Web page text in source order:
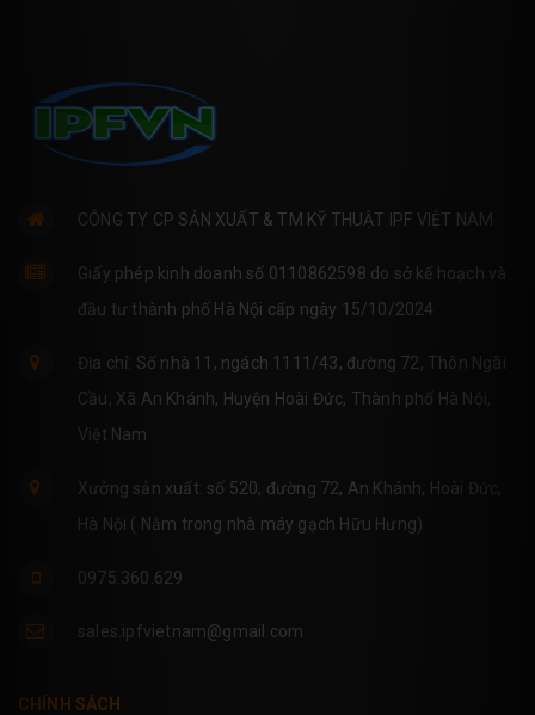
CÔNG TY CP SẢN XUẤT & TM KỸ THUẬT IPF VIỆT NAM
Giấy phép kinh doanh số 0110862598 do sở kế hoạch và
đầu tư thành phố Hà Nội cấp ngày 15/10/2024
Địa chỉ: Số nhà 11, ngách 1111/43, đường 72, Thôn Ngãi
Cầu, Xã An Khánh, Huyện Hoài Đức, Thành phố Hà Nội,
Việt Nam
Xưởng sản xuất: số 520, đường 72, An Khánh, Hoài Đức,
Hà Nội ( Nằm trong nhà máy gạch Hữu Hưng)
0975.360.629
sales.ipfvietnam@gmail.com
CHÍNH SÁCH